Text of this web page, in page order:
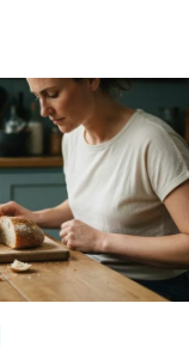
POZNAT
ROZDÍL
OD
CELIAKIE?